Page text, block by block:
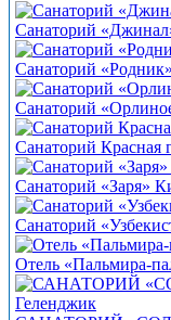
Санаторий
Санаторий
Санаторий
Санаторий Красная
Санаторий «Заря»
Санаторий
Отель «Пальмира-